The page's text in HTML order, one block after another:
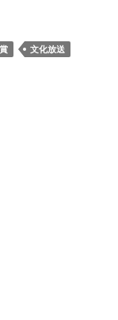
文化放送